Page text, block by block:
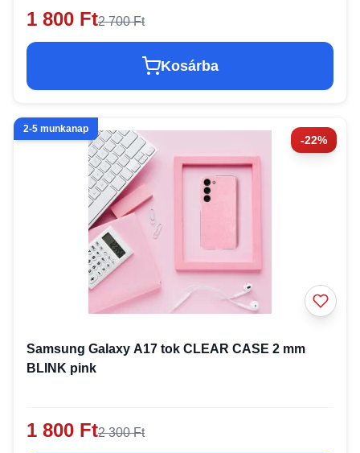
1 800 Ft2 700 Ft
Kosárba
-22%
2-5 munkanap
Samsung Galaxy A17 tok CLEAR CASE 2 mm
BLINK pink
1 800 Ft2 300 Ft